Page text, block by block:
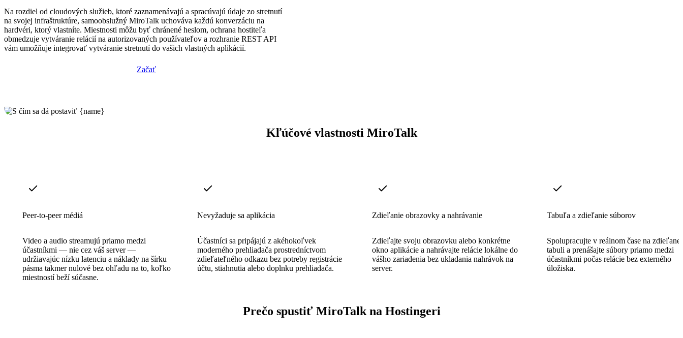
Na rozdiel od cloudových služieb, ktoré zaznamenávajú a spracúvajú údaje zo stretnutí
na svojej infraštruktúre, samoobslužný MiroTalk uchováva každú konverzáciu na
hardvéri, ktorý vlastníte. Miestnosti môžu byť chránené heslom, ochrana hostiteľa
obmedzuje vytváranie relácií na autorizovaných používateľov a rozhranie REST API
vám umožňuje integrovať vytváranie stretnutí do vašich vlastných aplikácií.
Začať
Kľúčové vlastnosti MiroTalk
Peer-to-peer médiá
Video a audio streamujú priamo medzi
účastníkmi — nie cez váš server —
udržiavajúc nízku latenciu a náklady na šírku
pásma takmer nulové bez ohľadu na to, koľko
miestností beží súčasne.
Nevyžaduje sa aplikácia
Účastníci sa pripájajú z akéhokoľvek
moderného prehliadača prostredníctvom
zdieľateľného odkazu bez potreby registrácie
účtu, stiahnutia alebo doplnku prehliadača.
Zdieľanie obrazovky a nahrávanie
Zdieľajte svoju obrazovku alebo konkrétne
okno aplikácie a nahrávajte relácie lokálne do
vášho zariadenia bez ukladania nahrávok na
server.
Tabuľa a zdieľanie súborov
Spolupracujte v reálnom čase na zdieľanej
tabuli a prenášajte súbory priamo medzi
účastníkmi počas relácie bez externého
úložiska.
Prečo spustiť MiroTalk na Hostingeri